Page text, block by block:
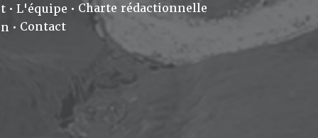
L'équipe
Charte rédactionnelle
Contact